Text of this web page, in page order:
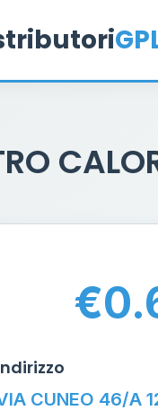
CUNEO 46/A